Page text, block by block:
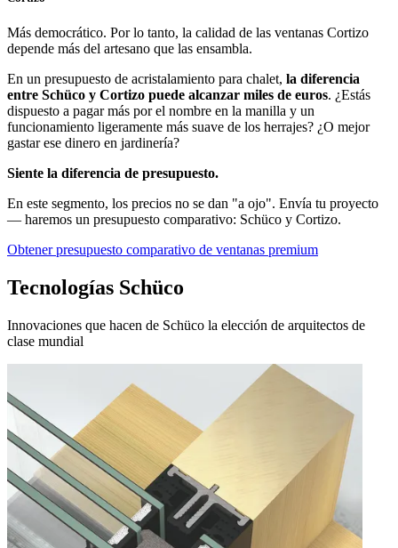
Más democrático. Por lo tanto, la calidad de las ventanas Cortizo
depende más del artesano que las ensambla.
En un presupuesto de acristalamiento para chalet, la diferencia
entre Schüco y Cortizo puede alcanzar miles de euros. ¿Estás
dispuesto a pagar más por el nombre en la manilla y un
funcionamiento ligeramente más suave de los herrajes? ¿O mejor
gastar ese dinero en jardinería?
Siente la diferencia de presupuesto.
En este segmento, los precios no se dan "a ojo". Envía tu proyecto
— haremos un presupuesto comparativo: Schüco y Cortizo.
Obtener presupuesto comparativo de ventanas premium
Tecnologías Schüco
Innovaciones que hacen de Schüco la elección de arquitectos de
clase mundial